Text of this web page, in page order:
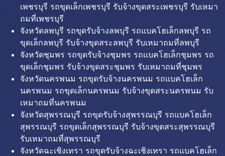
เพชรบุรี รถขุดเล็กเพชรบุรี รับจ้างขุดสระเพชรบุรี รับเหมา
ถมที่เพชรบุรี
จังหวัดลพบุรี รถขุดรับจ้างลพบุรี รถแบคโฮเล็กลพบุรี รถ
ขุดเล็กลพบุรี รับจ้างขุดสระลพบุรี รับเหมาถมที่ลพบุรี
จังหวัดชุมพร รถขุดรับจ้างชุมพร รถแบคโฮเล็กชุมพร รถ
ขุดเล็กชุมพร รับจ้างขุดสระชุมพร รับเหมาถมที่ชุมพร
จังหวัดนครพนม รถขุดรับจ้างนครพนม รถแบคโฮเล็ก
นครพนม รถขุดเล็กนครพนม รับจ้างขุดสระนครพนม รับ
เหมาถมที่นครพนม
จังหวัดสุพรรณบุรี รถขุดรับจ้างสุพรรณบุรี รถแบคโฮเล็ก
สุพรรณบุรี รถขุดเล็กสุพรรณบุรี รับจ้างขุดสระสุพรรณบุรี
รับเหมาถมที่สุพรรณบุรี
จังหวัดฉะเชิงเทรา รถขุดรับจ้างฉะเชิงเทรา รถแบคโฮเล็ก